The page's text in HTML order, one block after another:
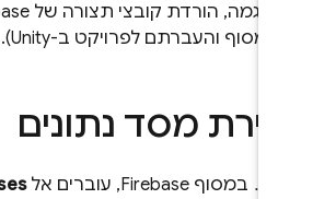
(לדוגמה, הורדת קובצי תצורה של Firebase
מהמסוף והעברתם לפרויקט ב-Unity).
יצירת מסד נתונים
במסוףFirebase, עוברים אל